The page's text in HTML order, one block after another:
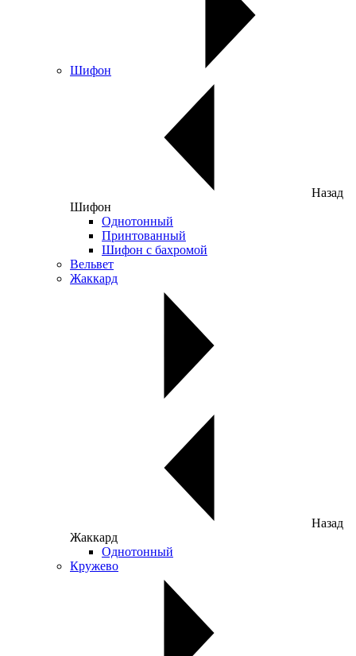
Шифон
Назад
Шифон
Однотонный
Принтованный
Шифон с бахромой
Вельвет
Жаккард
Назад
Жаккард
Однотонный
Кружево